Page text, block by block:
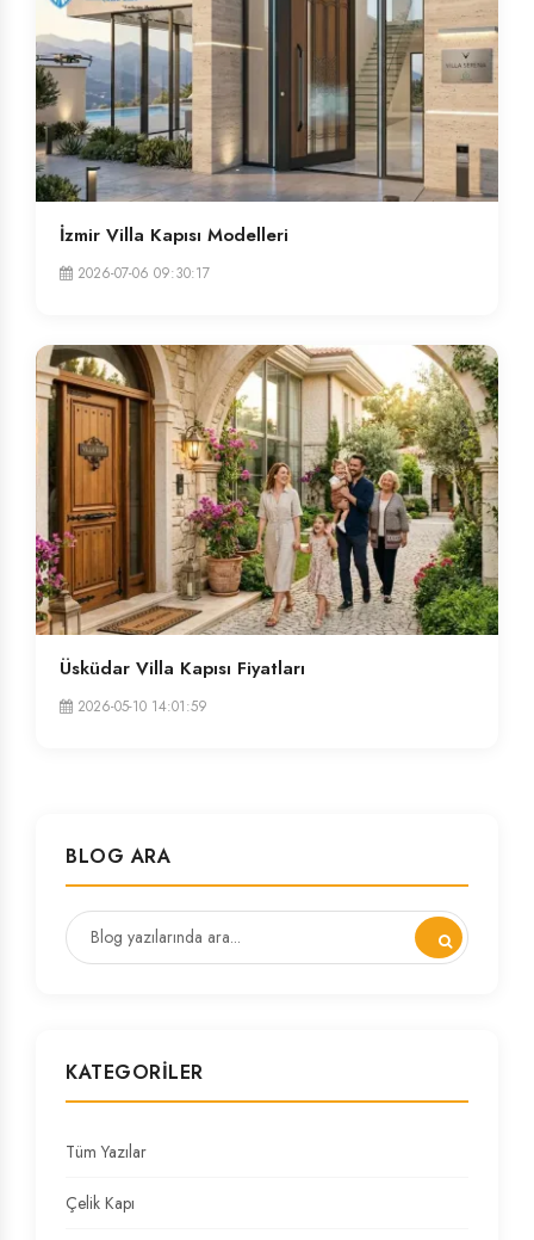
İzmir Villa Kapısı Modelleri
2026-07-06 09:30:17
Üsküdar Villa Kapısı Fiyatları
2026-05-10 14:01:59
BLOG ARA
KATEGORILER
Tüm Yazılar
Çelik Kapı